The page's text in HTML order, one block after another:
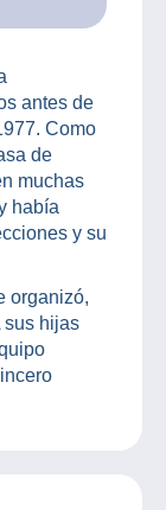
antes de
Como
de
muchas
había
y su
organizó,
sus hijas